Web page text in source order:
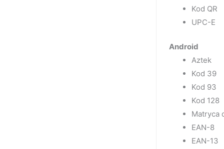
Kod QR
UPC-E
Android
Aztek
Kod 39
Kod 93
Kod 128
Matryca
EAN-8
EAN-13